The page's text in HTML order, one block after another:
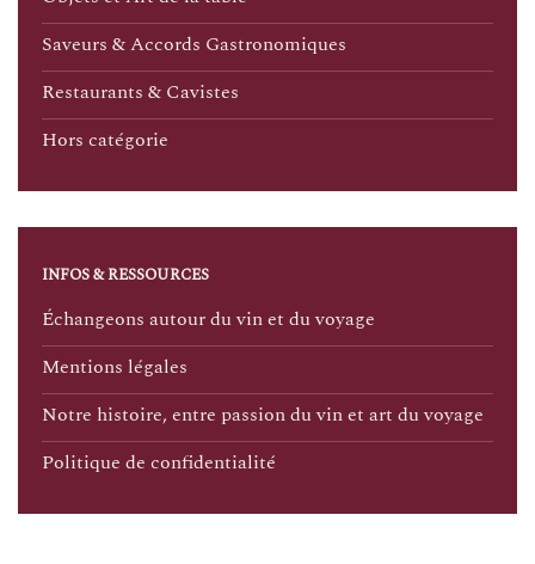
Saveurs & Accords Gastronomiques
Restaurants & Cavistes
Hors catégorie
INFOS & RESSOURCES
Échangeons autour du vin et du voyage
Mentions légales
Notre histoire, entre passion du vin et art du voyage
Politique de confidentialité